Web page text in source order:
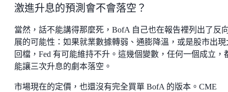
激進升息的預測會不會落空？
當然，話不能講得那麼死，BofA 自己也在報告裡列出了反
展的可能性：如果就業數據轉弱、通膨降溫，或是股市出現
回檔，Fed 有可能維持不升。這幾個變數，任何一個成立，
能讓三次升息的劇本落空。
市場現在的定價，也還沒有完全買單 BofA 的版本。CME